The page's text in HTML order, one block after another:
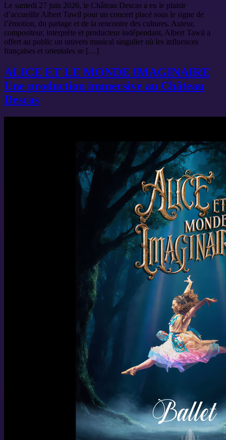
Le samedi 27 juin 2026, le Château Descas a eu le plaisir
d’accueillir Albert Tawil pour un concert placé sous le signe de
l’émotion, du partage et de la rencontre des cultures. Auteur,
compositeur, interprète et producteur indépendant, Albert Tawil a
offert au public un univers musical singulier où les influences
françaises et orientales se […]
ALICE ET LE MONDE IMAGINAIRE
Une production immersive au Château
Descas